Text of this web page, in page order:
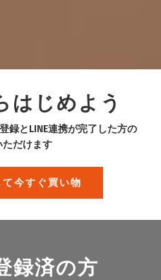
はじめよう
録とLINE連携が完了した方の
だけます
今すぐ買い物
録済の方